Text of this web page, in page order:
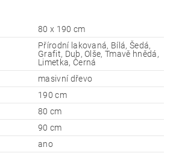
80 x 190 cm
Přírodní lakovaná, Bílá, Šedá,
Grafit, Dub, Olše, Tmavě hnědá,
Limetka, Černá
masivní dřevo
190 cm
80 cm
90 cm
ano